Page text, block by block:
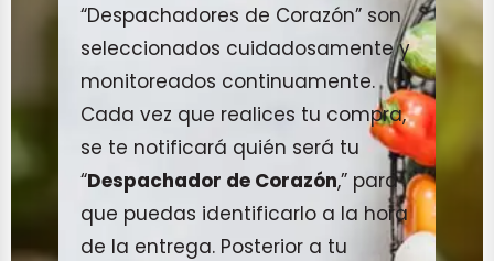
“Despachadores de Corazón” son
seleccionados cuidadosamente y
monitoreados continuamente.
Cada vez que realices tu compra,
se te notificará quién será tu
“Despachador de Corazón,” para
que puedas identificarlo a la hora
de la entrega. Posterior a tu